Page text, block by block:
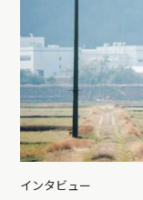
インタビュー